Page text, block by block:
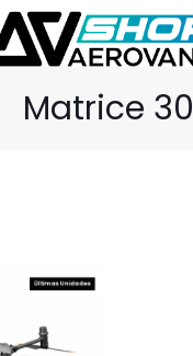
Matrice 30